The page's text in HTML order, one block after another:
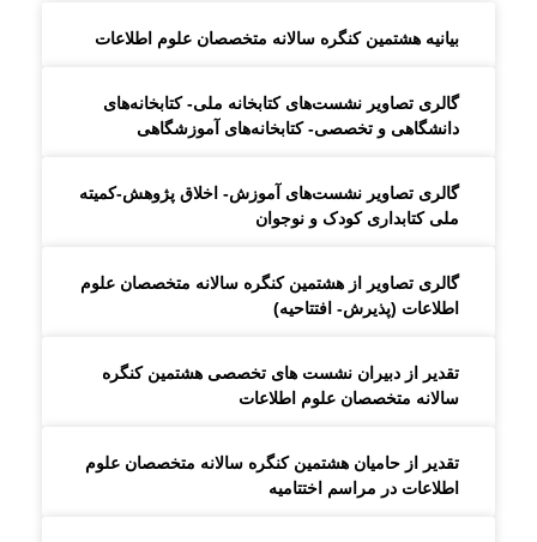
بیانیه هشتمین کنگره سالانه متخصصان علوم اطلاعات
گالری تصاویر نشست‌های کتابخانه ملی- کتابخانه‌های
دانشگاهی و تخصصی- کتابخانه‌های آموزشگاهی
گالری تصاویر نشست‌های آموزش- اخلاق پژوهش-کمیته
ملی کتابداری کودک و نوجوان
گالری تصاویر از هشتمین کنگره سالانه متخصصان علوم
اطلاعات (پذیرش- افتتاحیه)
تقدیر از دبیران نشست های تخصصی هشتمین کنگره
سالانه متخصصان علوم اطلاعات
تقدیر از حامیان هشتمین کنگره سالانه متخصصان علوم
اطلاعات در مراسم اختتامیه